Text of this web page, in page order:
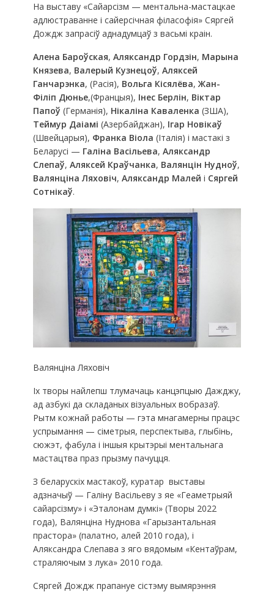
На выставу «Сайарсізм — ментальна-мастацкае
адлюстраванне і сайерсічная філасофія» Сяргей
Дождж запрасіў аднадумцаў з васьмі краін.
Алена Бароўская, Аляксандр Гордзін, Марына
Князева, Валерый Кузнецоў, Аляксей
Ганчарэнка, (Расія), Вольга Кісялёва,Жан-
Філіп Дюнье,(Францыя), Інес Берлін, Віктар
Папоў (Германія), Нікаліна Каваленка (ЗША),
Теймур Даіамі (Азербайджан), Ігар Новікаў
(Швейцарыя), Франка Віола (Італія) і мастакі з
Беларусі — Галіна Васільева, Аляксандр
Слепаў, Аляксей Краўчанка, Валянцін Нудноў,
Валянціна Ляховіч, Аляксандр Малей і Сяргей
Сотнікаў.
Валянціна Ляховіч
Іх творы найлепш тлумачаць канцэпцыю Дажджу,
ад азбукі да складаных візуальных вобразаў.
Рытм кожнай работы — гэта мнагамерны працэс
успрымання — сіметрыя, перспектыва, глыбінь,
сюжэт, фабула і іншыя крытэрыі ментальнага
мастацтва праз прызму пачуцця.
З беларускіх мастакоў, куратар выставы
адзначыў — Галіну Васільеву з яе «Геаметрыяй
сайарсізму» і «Эталонам думкі» (Творы 2022
года), Валянціна Нуднова «Гарызантальная
прастора» (палатно, алей 2010 года), і
Аляксандра Слепава з яго вядомым «Кентаўрам,
страляючым з лука» 2010 года.
Сяргей Дождж прапануе сістэму вымярэння